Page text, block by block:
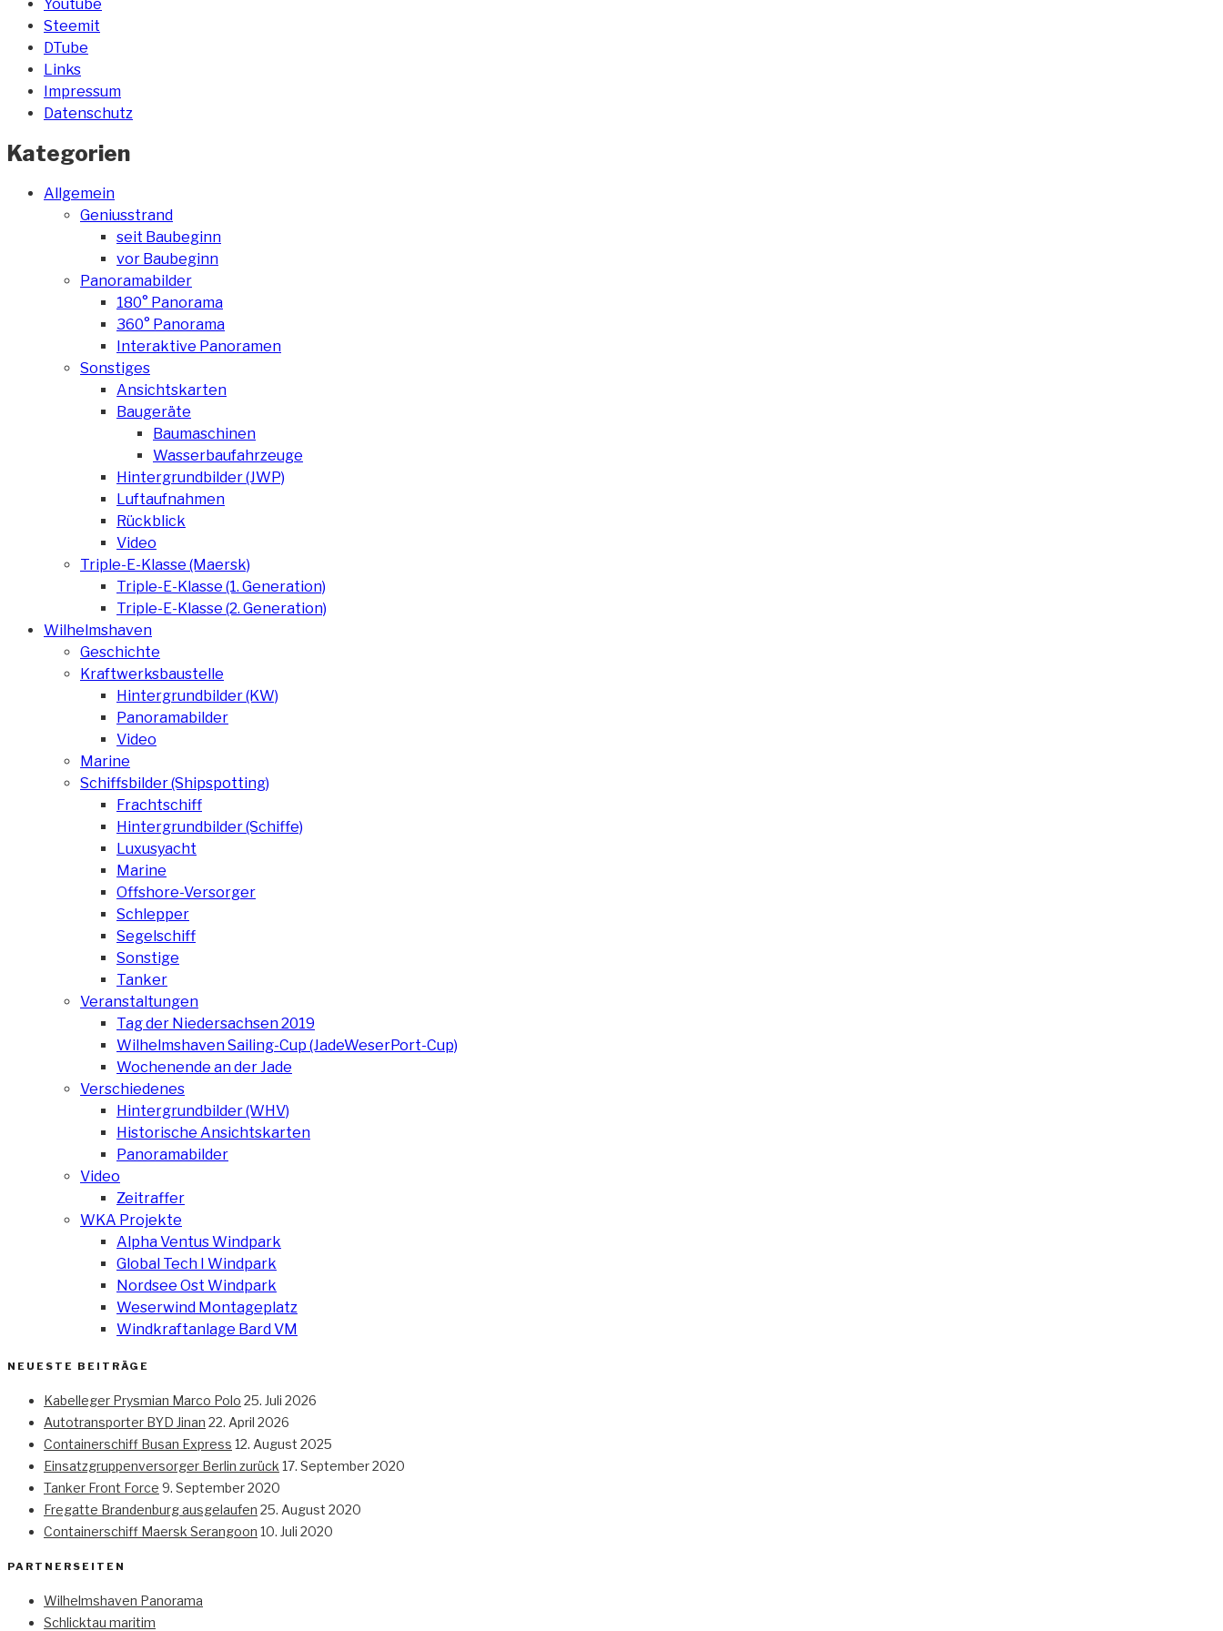
Youtube
Steemit
DTube
Links
Impressum
Datenschutz
Kategorien
Allgemein
Geniusstrand
seit Baubeginn
vor Baubeginn
Panoramabilder
180° Panorama
360° Panorama
Interaktive Panoramen
Sonstiges
Ansichtskarten
Baugeräte
Baumaschinen
Wasserbaufahrzeuge
Hintergrundbilder (JWP)
Luftaufnahmen
Rückblick
Video
Triple-E-Klasse (Maersk)
Triple-E-Klasse (1. Generation)
Triple-E-Klasse (2. Generation)
Wilhelmshaven
Geschichte
Kraftwerksbaustelle
Hintergrundbilder (KW)
Panoramabilder
Video
Marine
Schiffsbilder (Shipspotting)
Frachtschiff
Hintergrundbilder (Schiffe)
Luxusyacht
Marine
Offshore-Versorger
Schlepper
Segelschiff
Sonstige
Tanker
Veranstaltungen
Tag der Niedersachsen 2019
Wilhelmshaven Sailing-Cup (JadeWeserPort-Cup)
Wochenende an der Jade
Verschiedenes
Hintergrundbilder (WHV)
Historische Ansichtskarten
Panoramabilder
Video
Zeitraffer
WKA Projekte
Alpha Ventus Windpark
Global Tech I Windpark
Nordsee Ost Windpark
Weserwind Montageplatz
Windkraftanlage Bard VM
NEUESTE BEITRÄGE
Kabelleger Prysmian Marco Polo 25. Juli 2026
Autotransporter BYD Jinan 22. April 2026
Containerschiff Busan Express 12. August 2025
Einsatzgruppenversorger Berlin zurück 17. September 2020
Tanker Front Force 9. September 2020
Fregatte Brandenburg ausgelaufen 25. August 2020
Containerschiff Maersk Serangoon 10. Juli 2020
PARTNERSEITEN
Wilhelmshaven Panorama
Schlicktau maritim